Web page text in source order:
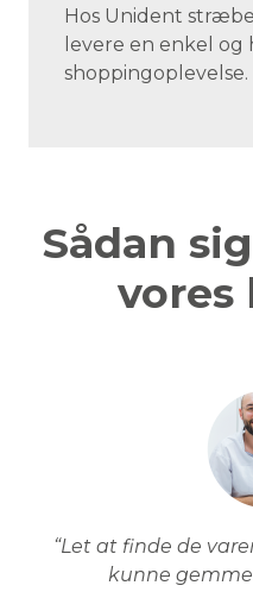
Hos Unident
levere en enkel og
shoppingoplevelse.
Sådan
vores
“Let at finde de
kunne